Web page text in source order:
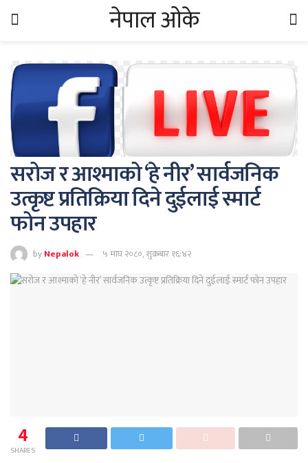
नेपाल ओके
सरोज र आश्माको ‘हे नीर’ सार्वजनिक
उत्कृष्ट प्रतिक्रिया दिने दुईलाई स्मार्ट
फोन उपहार
byNepalok ५ माघ २०८०, शुक्रबार १६:४२
4
SHARES